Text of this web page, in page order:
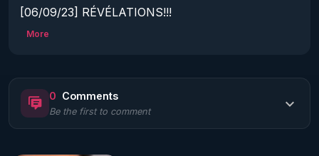
[06/09/23] RÉVÉLATIONS!!!
réseau - Gang Stalking en Anglais) qui consiste à
harceler physiquement et numériquement des
individus ciblés placés abusivement dans une liste
anti-terroriste.
More
0 Comments
Be the first to comment